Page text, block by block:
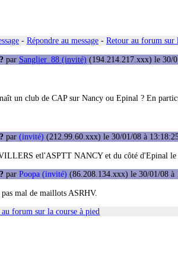
- Répondre au message - Retour au forum sur
par Sanglier_88 (invité) (194.214.217.xxx) le 30/
un club de CAP sur Nancy ou Epinal ? En
par (invité) (212.99.60.xxx) le 30/01/08 à
etl'ASPTT NANCY et du côté d'Epinal
par Poopa (invité) (86.208.134.xxx) le 30/01/08 à
mal de maillots ASRHV.
forum sur la course à pied